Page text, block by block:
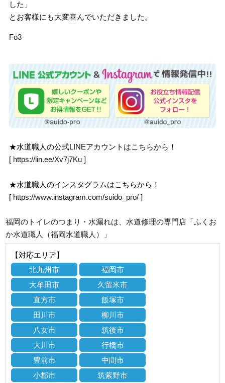
した」
とお客様にも大変喜んでいただきました。
Fo3
★水道職人の公式LINEアカウントはこちらから！
[ https://lin.ee/Xv7j7Ku ]
★水道職人のインスタグラムはこちらから！
[ https://www.instagram.com/suido_pro/ ]
福岡のトイレのつまり・水漏れは、水道修理の専門店「ふくお
か水道職人（福岡水道職人）」
【対応エリア】
北九州市
福岡市
大牟田市
久留米市
直方市
飯塚市
田川市
柳川市
八女市
筑後市
大川市
行橋市
豊前市
中間市
小郡市
筑紫野市